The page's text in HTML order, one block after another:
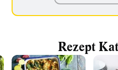
Rezept